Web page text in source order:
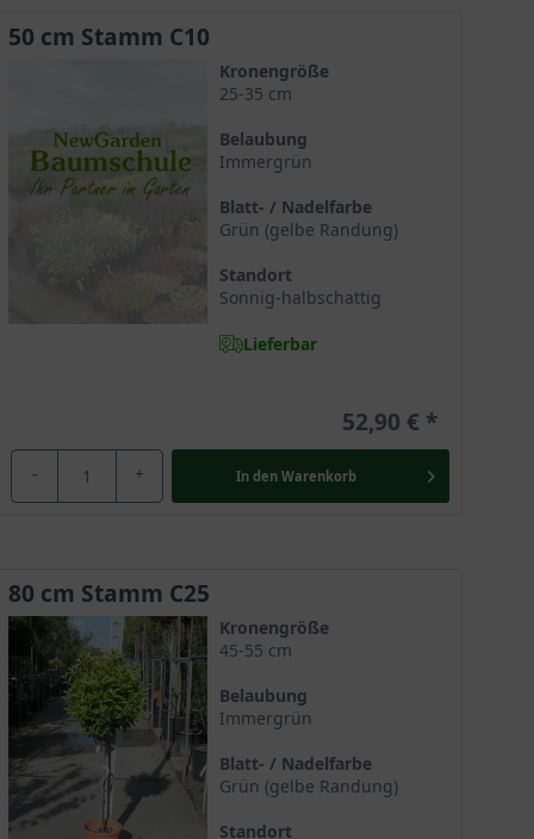
50 cm Stamm C10
Kronengröße
25-35 cm
Belaubung
Immergrün
Blatt- / Nadelfarbe
Grün (gelbe Randung)
Standort
Sonnig-halbschattig
Lieferbar
52,90 €
- + In den Warenkorb
80 cm Stamm C25
Kronengröße
45-55 cm
Belaubung
Immergrün
Blatt- / Nadelfarbe
Grün (gelbe Randung)
Standort